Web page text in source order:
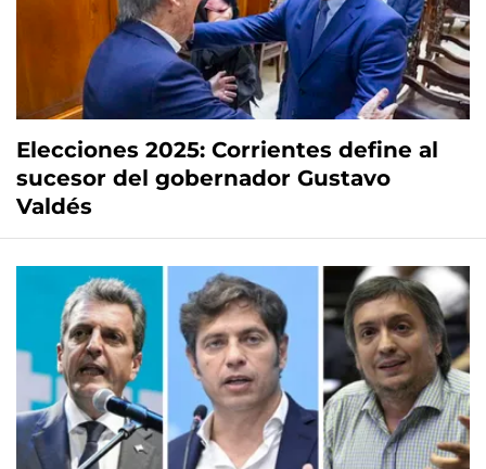
Elecciones 2025: Corrientes define al
sucesor del gobernador Gustavo
Valdés